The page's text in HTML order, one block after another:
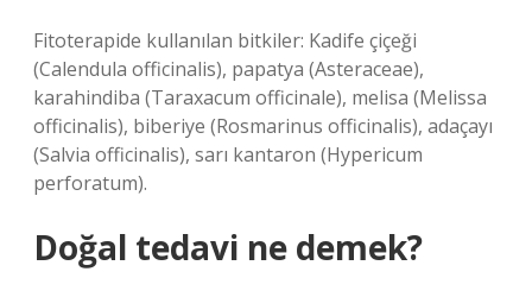
Fitoterapide kullanılan bitkiler: Kadife çiçeği
(Calendula officinalis), papatya (Asteraceae),
karahindiba (Taraxacum officinale), melisa (Melissa
officinalis), biberiye (Rosmarinus officinalis), adaçayı
(Salvia officinalis), sarı kantaron (Hypericum
perforatum).
Doğal tedavi ne demek?